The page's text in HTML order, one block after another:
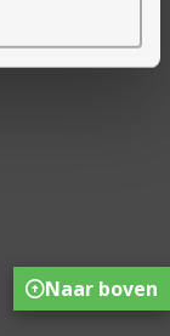
Naar boven